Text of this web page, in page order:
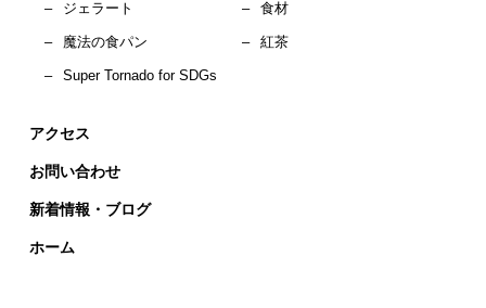
– ジェラート – 食材
– 魔法の食パン – 紅茶
– Super Tornado for SDGs
アクセス
お問い合わせ
新着情報・ブログ
ホーム